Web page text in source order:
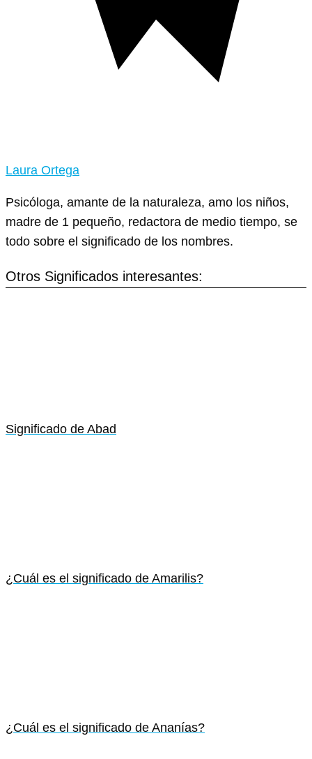
Laura Ortega
Psicóloga, amante de la naturaleza, amo los niños,
madre de 1 pequeño, redactora de medio tiempo, se
todo sobre el significado de los nombres.
Otros Significados interesantes:
Significado de Abad
¿Cuál es el significado de Amarilis?
¿Cuál es el significado de Ananías?